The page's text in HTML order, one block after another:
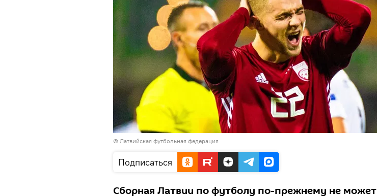
© Латвийская футбольная федерация
Подписаться
Сборная Латвии по футболу по-прежнему не может